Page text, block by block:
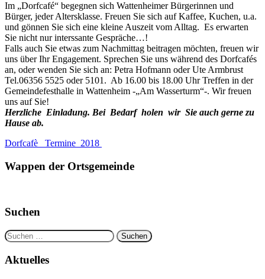
Im „Dorfcafé“ begegnen sich Wattenheimer Bürgerinnen und
Bürger, jeder Altersklasse. Freuen Sie sich auf Kaffee, Kuchen, u.a.
und gönnen Sie sich eine kleine Auszeit vom Alltag. Es erwarten
Sie nicht nur interssante Gespräche…!
Falls auch Sie etwas zum Nachmittag beitragen möchten, freuen wir
uns über Ihr Engagement. Sprechen Sie uns während des Dorfcafés
an, oder wenden Sie sich an: Petra Hofmann oder Ute Armbrust
Tel.06356 5525 oder 5101. Ab 16.00 bis 18.00 Uhr Treffen in der
Gemeindefesthalle in Wattenheim -„Am Wasserturm“-. Wir freuen
uns auf Sie!
Herzliche Einladung. Bei Bedarf holen wir Sie auch gerne zu
Hause ab.
Dorfcafè_ Termine_2018
Wappen der Ortsgemeinde
Suchen
Suchen
nach:
Aktuelles